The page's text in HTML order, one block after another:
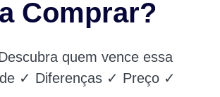
Comprar?
quem vence essa
✓ Diferenças ✓ Preço ✓